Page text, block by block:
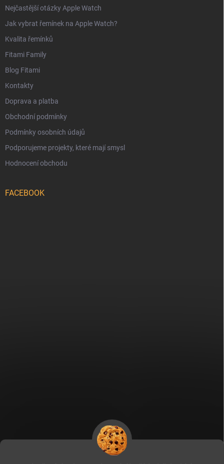
Nejčastější otázky Apple Watch
Jak vybrat řemínek na Apple Watch?
Kvalita řemínků
Fitami Family
Blog Fitami
Kontakty
Doprava a platba
Obchodní podmínky
Podmínky osobních údajů
Podporujeme projekty, které mají smysl
Hodnocení obchodu
FACEBOOK
Fitami.sk Fitami.hu